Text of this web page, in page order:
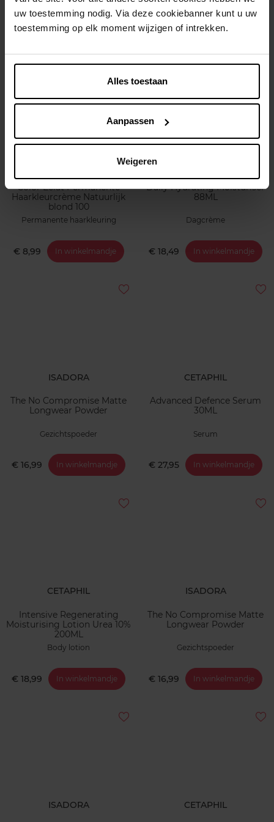
uw toestemming nodig. Via deze cookiebanner kunt u uw
toestemming op elk moment wijzigen of intrekken.
Alles toestaan
Aanpassen
Weigeren
Color Eclat Permanente
Haarkleurcrème Natuurlijk
blond 100
Permanente haarkleuring
€ 8,99 In winkelmandje
Daily Hydrating Moisturiser
88ML
Dagcrème
€ 18,49 In winkelmandje
ISADORA
The No Compromise Matte
Longwear Powder
Gezichtspoeder
€ 16,99 In winkelmandje
CETAPHIL
Advanced Defence Serum
30ML
Serum
€ 27,95 In winkelmandje
CETAPHIL
Intensive Regenerating
Moisturising Lotion Urea 10%
200ML
Body lotion
€ 18,99 In winkelmandje
ISADORA
The No Compromise Matte
Longwear Powder
Gezichtspoeder
€ 16,99 In winkelmandje
ISADORA CETAPHIL